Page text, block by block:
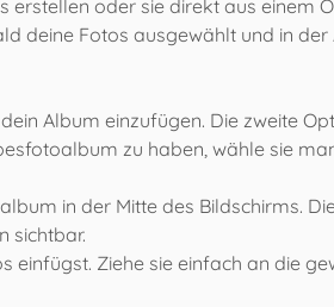
oder sie direkt aus einem
deine Fotos ausgewählt und in
Album einzufügen. Die zweite
zu haben, wähle sie
in der Mitte des Bildschirms.
sichtbar.
Ziehe sie einfach an die